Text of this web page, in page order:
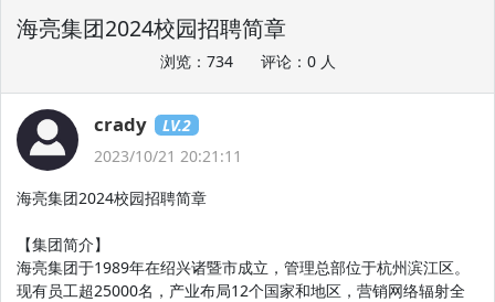
海亮集团2024校园招聘简章
浏览：734 评论：0 人
crady
LV.2
2023/10/21 20:21:11
海亮集团2024校园招聘简章
【集团简介】
海亮集团于1989年在绍兴诸暨市成立，管理总部位于杭州滨江区。
现有员工超25000名，产业布局12个国家和地区，营销网络辐射全